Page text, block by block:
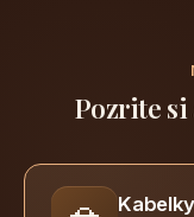
Pozrite si